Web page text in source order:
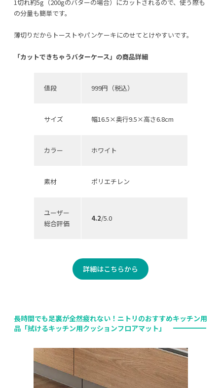
1切れ約5g（200gのバターの場合）にカットされるので、使う際も
の分量も簡単です。
薄切りだからトーストやパンケーキにのせてとけやすいです。
「カットできちゃうバターケース」の商品詳細
値段 999円（税込）
サイズ 幅16.5×奥行9.5×高さ6.8cm
カラー ホワイト
素材 ポリエチレン
ユーザー
総合評価
4.2/5.0
詳細はこちらから
長時間でも足裏が全然疲れない！ニトリのおすすめキッチン用
品「拭けるキッチン用クッションフロアマット」